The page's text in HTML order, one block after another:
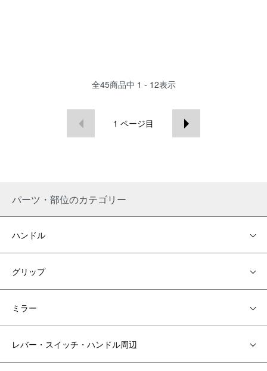
全45商品中 1 - 12表示
1 ページ目
パーツ・部位のカテゴリー
ハンドル
グリップ
ミラー
レバー・スイッチ・ハンドル周辺